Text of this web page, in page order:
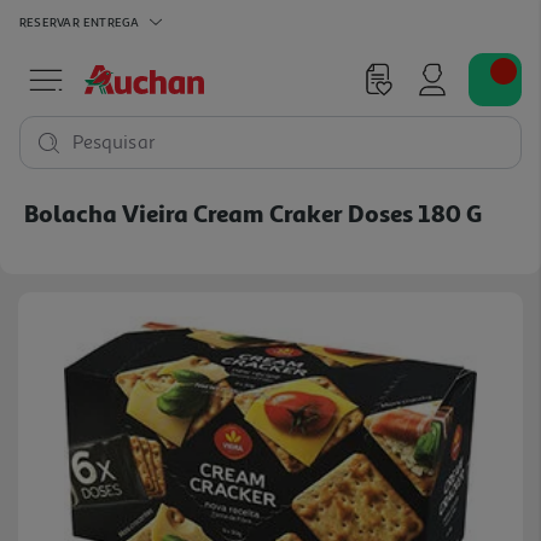
RESERVAR ENTREGA
Pesquisar
Bolacha Vieira Cream Craker Doses 180 G